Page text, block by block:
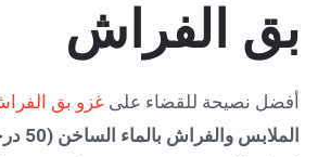
بق الفراش
أفضل نصيحة للقضاء علىغزو بق
الملابس والفراش بالماء الساخن (50 درجة مئوية على الأقل).